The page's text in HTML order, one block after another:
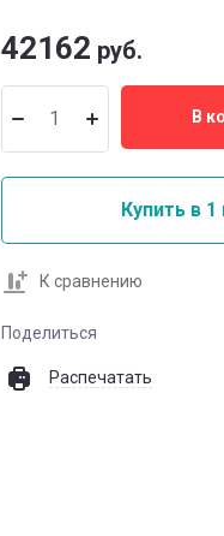
42162 руб.
В
Купить в 1
К сравнению
Поделиться
Распечатать